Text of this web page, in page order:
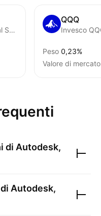
Vanguard Morningstar Total Stock Market ETF
QQQ
Invesco
Peso 0,23%
Valore di mercato
di Autodesk,
Autodesk,